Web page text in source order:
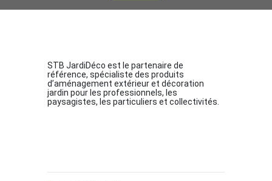
STB JardiDéco est le partenaire de
référence, spécialiste des produits
d’aménagement extérieur et décoration
jardin pour les professionnels, les
paysagistes, les particuliers et collectivités.